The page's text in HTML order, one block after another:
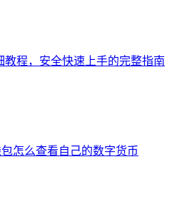
教程，安全快速上手的完整指南
怎么查看自己的数字货币